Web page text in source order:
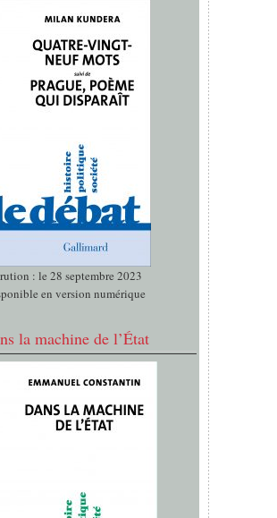
: le 28 septembre 2023
en version numérique
la machine de l’État